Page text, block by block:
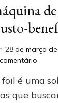
28 de março
em
é uma
que